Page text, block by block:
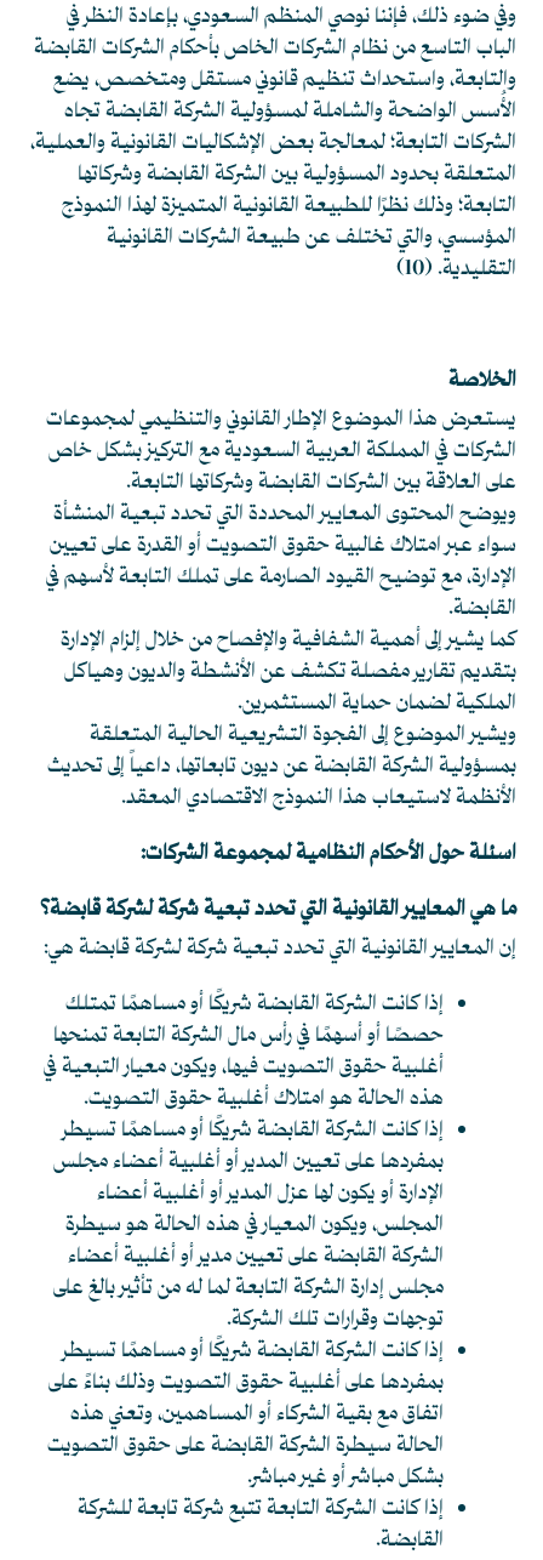
وفي ضوء ذلك، فإننا نوصي المنظم السعودي، بإعادة النظر في
الباب التاسع من نظام الشركات الخاص بأحكام الشركات القابضة
والتابعة، واستحداث تنظيم قانوني مستقل ومتخصص، يضع
الأُسس الواضحة والشاملة لمسؤولية الشركة القابضة تجاه
الشركات التابعة؛ لمعالجة بعض الإشكاليات القانونية والعملية،
المتعلقة بحدود المسؤولية بين الشركة القابضة وشركاتها
التابعة؛ وذلك نظرًا للطبيعة القانونية المتميزة لهذا النموذج
المؤسسي، والتي تختلف عن طبيعة الشركات القانونية
التقليدية. (10)
الخلاصة
يستعرض هذا الموضوع الإطار القانوني والتنظيمي لمجموعات
الشركات في المملكة العربية السعودية مع التركيز بشكل خاص
على العلاقة بين الشركات القابضة وشركاتها التابعة.
ويوضح المحتوى المعايير المحددة التي تحدد تبعية المنشأة
سواء عبر امتلاك غالبية حقوق التصويت أو القدرة على تعيين
الإدارة، مع توضيح القيود الصارمة على تملك التابعة لأسهم في
القابضة.
كما يشير إلى أهمية الشفافية والإفصاح من خلال إلزام الإدارة
بتقديم تقارير مفصلة تكشف عن الأنشطة والديون وهياكل
الملكية لضمان حماية المستثمرين.
ويشير الموضوع إلى الفجوة التشريعية الحالية المتعلقة
بمسؤولية الشركة القابضة عن ديون تابعاتها، داعياً إلى تحديث
الأنظمة لاستيعاب هذا النموذج الاقتصادي المعقد.
اسئلة حول الأحكام النظامية لمجموعة الشركات:
ما هي المعايير القانونية التي تحدد تبعية شركة لشركة قابضة؟
إن المعايير القانونية التي تحدد تبعية شركة لشركة قابضة هي:
إذا كانت الشركة القابضة شريكًا أو مساهمًا تمتلك
حصصًا أو أسهمًا في رأس مال الشركة التابعة تمنحها
أغلبية حقوق التصويت فيها، ويكون معيار التبعية في
هذه الحالة هو امتلاك أغلبية حقوق التصويت.
إذا كانت الشركة القابضة شريكًا أو مساهمًا تسيطر
بمفردها على تعيين المدير أو أغلبية أعضاء مجلس
الإدارة أو يكون لها عزل المدير أو أغلبية أعضاء
المجلس، ويكون المعيار في هذه الحالة هو سيطرة
الشركة القابضة على تعيين مدير أو أغلبية أعضاء
مجلس إدارة الشركة التابعة لما له من تأثير بالغ على
توجهات وقرارات تلك الشركة.
إذا كانت الشركة القابضة شريكًا أو مساهمًا تسيطر
بمفردها على أغلبية حقوق التصويت وذلك بناءً على
اتفاق مع بقية الشركاء أو المساهمين، وتعني هذه
الحالة سيطرة الشركة القابضة على حقوق التصويت
بشكل مباشر أو غير مباشر.
إذا كانت الشركة التابعة تتبع شركة تابعة للشركة
القابضة.